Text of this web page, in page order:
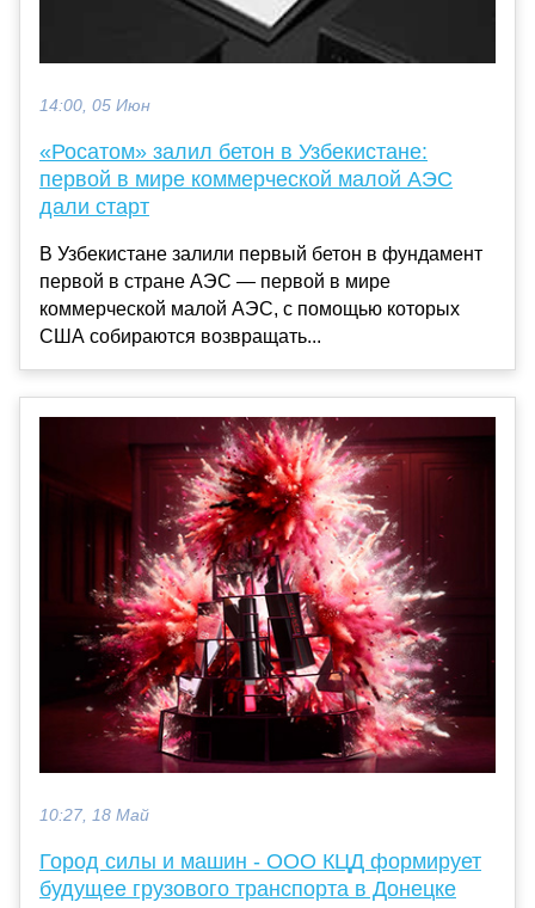
14:00, 05 Июн
«Росатом» залил бетон в Узбекистане:
первой в мире коммерческой малой АЭС
дали старт
В Узбекистане залили первый бетон в фундамент
первой в стране АЭС — первой в мире
коммерческой малой АЭС, с помощью которых
США собираются возвращать...
10:27, 18 Май
Город силы и машин - ООО КЦД формирует
будущее грузового транспорта в Донецке